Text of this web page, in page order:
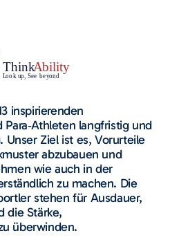
inspirierenden
Para‑Athleten langfristig und
Unser Ziel ist es, Vorurteile
abzubauen und
wie auch in der
zu machen. Die
stehen für Ausdauer,
die Stärke,
überwinden.